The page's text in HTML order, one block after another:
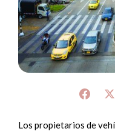
Los propietarios de